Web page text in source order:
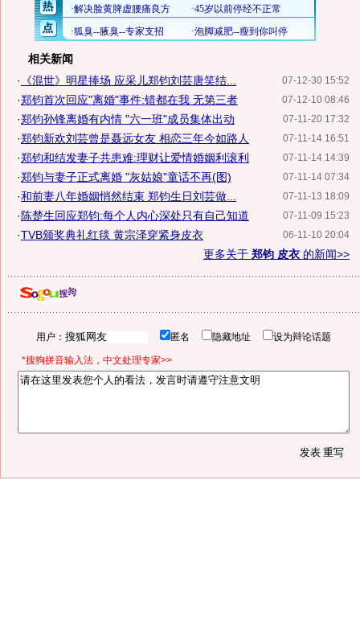
相关新闻
07-12-30 15:52
· 《混世》明星捧场 应采儿郑钧刘芸唐笑结...
07-12-10 08:46
·郑钧首次回应"离婚"事件:错都在我 无第三者
07-11-20 17:32
·郑钧孙锋离婚有内情 "六一班"成员集体出动
07-11-14 16:51
·郑钧新欢刘芸曾是聂远女友 相恋三年今如路人
07-11-14 14:39
·郑钧和结发妻子共患难:理财让爱情婚姻利滚利
07-11-14 07:34
·郑钧与妻子正式离婚 "灰姑娘"童话不再(图)
07-11-13 18:09
·和前妻八年婚姻悄然结束 郑钧生日刘芸做...
07-11-09 15:23
· 陈楚生回应郑钧:每个人内心深处只有自己知道
06-11-10 20:04
·TVB颁奖典礼红毯 黄宗泽穿紧身皮衣
更多关于 郑钧 皮衣 的新闻>>
用户： 匿名 隐藏地址 设为辩论话题
*搜狗拼音输入法，中文处理专家>>